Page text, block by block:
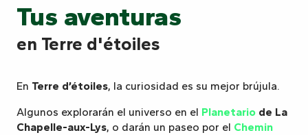
Tus aventuras
en Terre d'étoiles
En Terre d’étoiles, la curiosidad es su mejor brújula.
Algunos explorarán el universo en el Planetario de La
Chapelle-aux-Lys, o darán un paseo por el Chemin